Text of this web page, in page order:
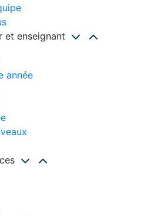
et enseignant
année